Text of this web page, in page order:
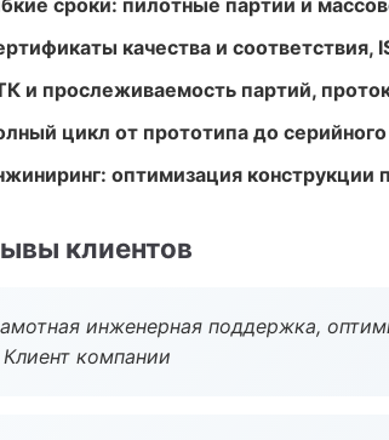
сроки: пилотные партии и
качества и соответствия,
и прослеживаемость партий,
цикл от прототипа до
оптимизация конструкции
клиентов
инженерная поддержка,
компании